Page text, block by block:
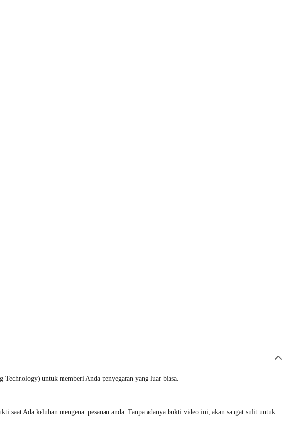
untuk memberi Anda penyegaran yang luar biasa.
saat Ada keluhan mengenai pesanan anda. Tanpa adanya bukti video ini, akan sangat sulit untuk